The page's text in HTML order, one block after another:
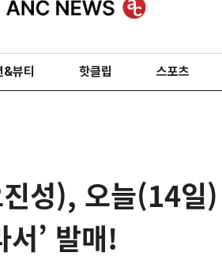
&뷰티 핫클립 스포츠
성), 오늘(14일
서’ 발매!